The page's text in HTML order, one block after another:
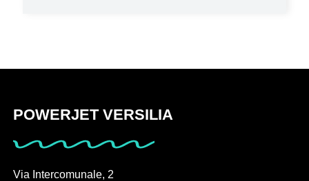
POWERJET VERSILIA
Via Intercomunale, 2